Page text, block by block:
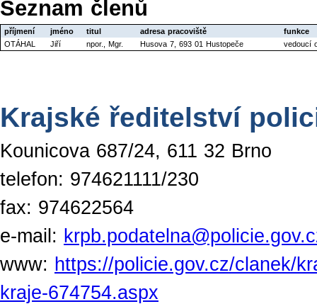
Seznam členů
příjmení jméno titul adresa pracoviště
funkce
OTÁHAL
Jiří npor., Mgr. Husova 7, 693 01 Hustopeče vedoucí
Krajské ředitelství
Kounicova 687/24, 611 32 Brno
telefon: 974621111/230
fax: 974622564
e-mail:
www: https://policie.gov.cz/clanek/
kraje-674754.aspx